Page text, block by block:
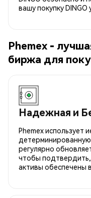
вашу покупку DINGO
Phemex -
биржа для
Надежная и
Phemex использует
регулярно
чтобы подтвердить,
активы обеспечены